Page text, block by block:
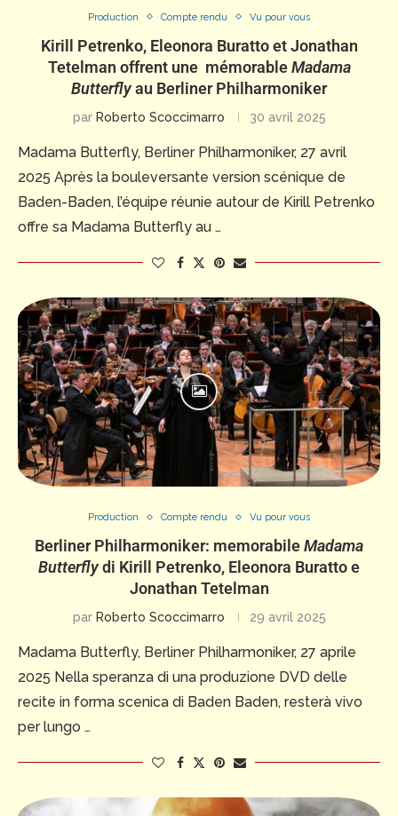
Production Compte rendu Vu pour vous
Kirill Petrenko, Eleonora Buratto et Jonathan
Tetelman offrent une mémorableMadama
Butterflyau Berliner Philharmoniker
par Roberto Scoccimarro 30 avril 2025
Madama Butterfly, Berliner Philharmoniker, 27 avril
2025 Après la bouleversante version scénique de
Baden-Baden, l’équipe réunie autour de Kirill Petrenko
offre sa Madama Butterfly au …
Production Compte rendu Vu pour vous
Berliner Philharmoniker: memorabileMadama
Butterflydi Kirill Petrenko, Eleonora Buratto e
Jonathan Tetelman
par Roberto Scoccimarro 29 avril 2025
Madama Butterfly, Berliner Philharmoniker, 27 aprile
2025 Nella speranza di una produzione DVD delle
recite in forma scenica di Baden Baden, resterà vivo
per lungo …